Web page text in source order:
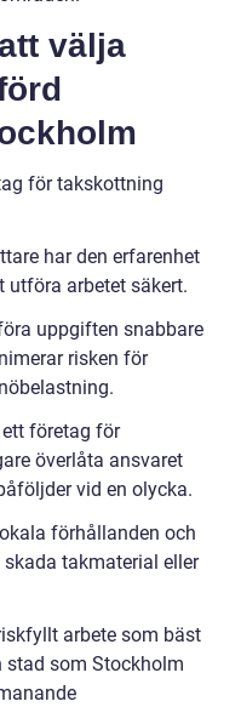
välja
för takskottning
har den erfarenhet
arbetet säkert.
uppgiften snabbare
risken för
företag för
överlåta ansvaret
vid en olycka.
förhållanden och
takmaterial eller
arbete som bäst
stad som Stockholm